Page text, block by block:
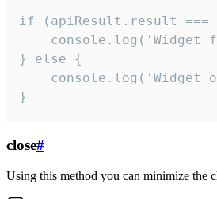
if (apiResult.result
console.log('Widget
} else {
console.log('Widget
}
close#
Using this method you can minimize the